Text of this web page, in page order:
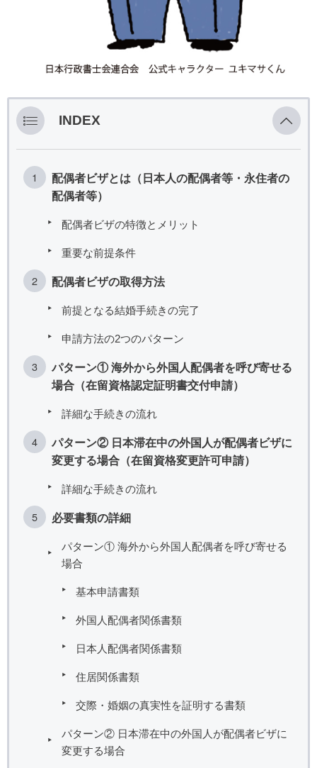
INDEX
配偶者ビザとは（日本人の配偶者等・永住者の
配偶者等）
配偶者ビザの特徴とメリット
重要な前提条件
配偶者ビザの取得方法
前提となる結婚手続きの完了
申請方法の2つのパターン
パターン① 海外から外国人配偶者を呼び寄せる
場合（在留資格認定証明書交付申請）
詳細な手続きの流れ
パターン② 日本滞在中の外国人が配偶者ビザに
変更する場合（在留資格変更許可申請）
詳細な手続きの流れ
必要書類の詳細
パターン① 海外から外国人配偶者を呼び寄せる
場合
基本申請書類
外国人配偶者関係書類
日本人配偶者関係書類
住居関係書類
交際・婚姻の真実性を証明する書類
パターン② 日本滞在中の外国人が配偶者ビザに
変更する場合